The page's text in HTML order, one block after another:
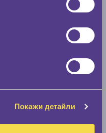
Покажи детайли